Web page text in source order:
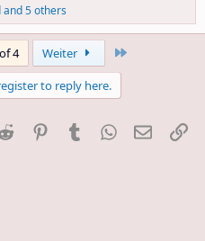
and 5 others
4 Weiter
to reply here.
Reddit PinterestTumblrWhatsApp
E-Mail